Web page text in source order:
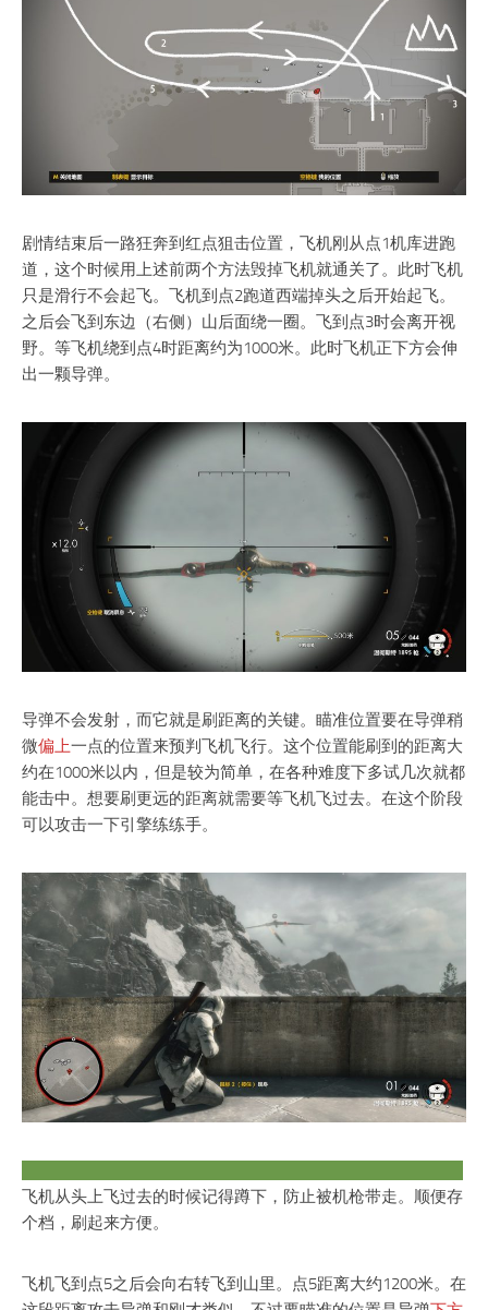
剧情结束后一路狂奔到红点狙击位置，飞机刚从点1机库进跑
道，这个时候用上述前两个方法毁掉飞机就通关了。此时飞机
只是滑行不会起飞。飞机到点2跑道西端掉头之后开始起飞。
之后会飞到东边（右侧）山后面绕一圈。飞到点3时会离开视
野。等飞机绕到点4时距离约为1000米。此时飞机正下方会伸
出一颗导弹。
导弹不会发射，而它就是刷距离的关键。瞄准位置要在导弹稍
微偏上一点的位置来预判飞机飞行。这个位置能刷到的距离大
约在1000米以内，但是较为简单，在各种难度下多试几次就都
能击中。想要刷更远的距离就需要等飞机飞过去。在这个阶段
可以攻击一下引擎练练手。
飞机从头上飞过去的时候记得蹲下，防止被机枪带走。顺便存
个档，刷起来方便。
飞机飞到点5之后会向右转飞到山里。点5距离大约1200米。在